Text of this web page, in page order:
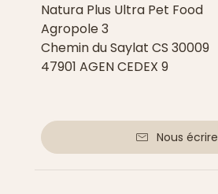
Natura Plus Ultra Pet Food
Agropole 3
Chemin du Saylat CS 30009
47901 AGEN CEDEX 9
Nous écrire